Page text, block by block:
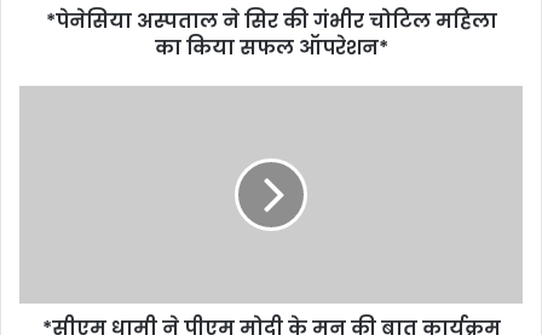
*पेनेसिया अस्पताल ने सिर की गंभीर चोटिल महिला
का किया सफल ऑपरेशन*
*सीएम धामी ने पीएम मोदी के मन की बात कार्यक्रम